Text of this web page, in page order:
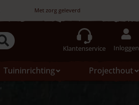
Met zorg geleverd
Klantenservice Inloggen
Tuininrichting
Projecthout